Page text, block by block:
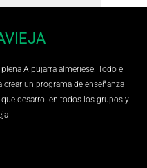
Alpujarra almeriese. Todo el
un programa de enseñanza
desarrollen todos los grupos y